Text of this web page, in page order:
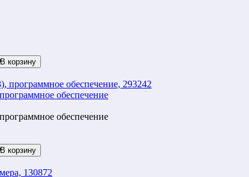
В корзину
обеспечение
обеспечение
В корзину